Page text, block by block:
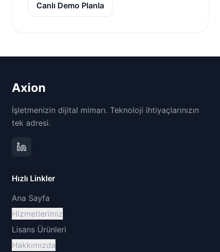
Canlı Demo Planla
Axion
İşletmenizin dijital mimarı. Teknoloji ihtiyaçlarınızın
tek adresi.
Hızlı Linkler
Ana Sayfa
Hizmetlerimiz
Lisans Ürünleri
Hakkımızda